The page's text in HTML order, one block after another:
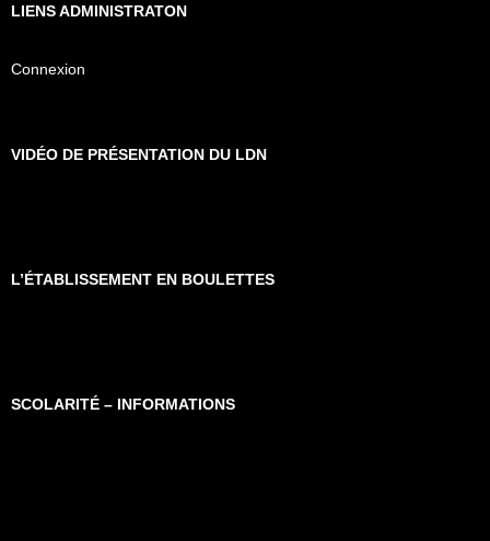
LIENS ADMINISTRATON
Connexion
VIDÉO DE PRÉSENTATION DU LDN
L’ÉTABLISSEMENT EN BOULETTES
SCOLARITÉ – INFORMATIONS